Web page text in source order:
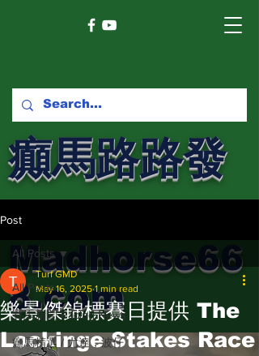
癲馬路路發
馬網
Madhorse66
8.com
Post
All Posts
賽馬新聞 Racing News
癲馬精選 / 尤達，波仔
All Posts
樂景傑錦標賽日提供 The
Lockinge Stakes Race
Turf GMD
May 16, 2025 1 min read